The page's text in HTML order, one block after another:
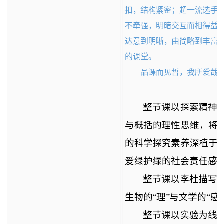
扣，结构紧密；超一流选
不牵强，明暗交互而相得
达意到明晰，由简略到丰
的课堂。
品课而见哲，我所爱
整节课以探索精
与概括的理性思维，
的科学探究素养深植
爱绿护绿的社会责任
整节课以李杜描
生物的“理”与文学的“
整节课以实验为